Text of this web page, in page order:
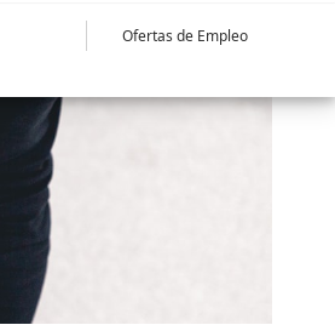
Ofertas de Empleo